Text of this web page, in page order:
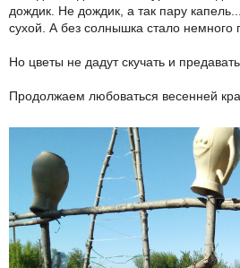
дождик. Не дождик, а так пару
сухой. А без солнышка стало немного
Но цветы не дадут скучать и
Продолжаем любоваться весенней